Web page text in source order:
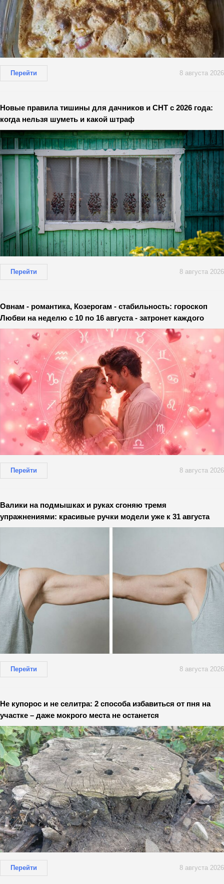
Перейти 8 августа 2026
Новые правила тишины для дачников и СНТ с 2026 года:
когда нельзя шуметь и какой штраф
Перейти 8 августа 2026
Овнам - романтика, Козерогам - стабильность: гороскоп
Любви на неделю с 10 по 16 августа - затронет каждого
Перейти 8 августа 2026
Валики на подмышках и руках сгоняю тремя
упражнениями: красивые ручки модели уже к 31 августа
Перейти 8 августа 2026
Не купорос и не селитра: 2 способа избавиться от пня на
участке – даже мокрого места не останется
Перейти 8 августа 2026